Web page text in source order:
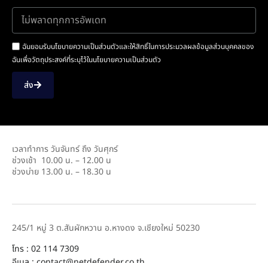
ฉันยอมรับนโยบายความเป็นส่วนตัวและให้สิทธิ์ในการประมวลผลข้อมูลส่วนบุคคลของ
ฉันเพื่อวัตถุประสงค์ที่ระบุไว้ในนโยบายความเป็นส่วนตัว
ส่ง
เวลาทำการ วันจันทร์ ถึง วันศุกร์
ช่วงเช้า 10.00 น. – 12.00 น
ช่วงบ่าย 13.00 น. – 18.30 น
245/1 หมู่ 3 ต.สันผักหวาน อ.หางดง จ.เชียงใหม่ 50230
โทร : 02 114 7309